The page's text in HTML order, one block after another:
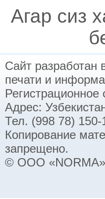
Агар сиз
Сайт разработан
печати и
Адрес:
Тел. (998 78)
Копирование
запрещено.
© ООО